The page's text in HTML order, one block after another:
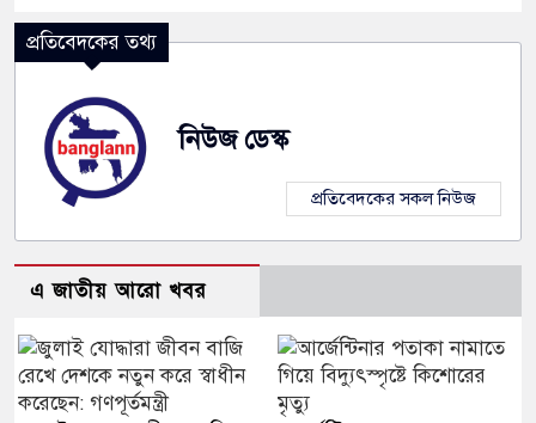
প্রতিবেদকের তথ্য
নিউজ ডেস্ক
প্রতিবেদকের সকল নিউজ
এ জাতীয় আরো খবর